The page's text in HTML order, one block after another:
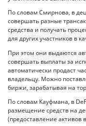
По словам Смирнова, в
совершать разные
средства и получать
для других участников в
При этом они выдаются
совершать выплаты за
автоматически продаст
владельцу. Можно
биржи, зарабатывая на
По словам Кауфмана, в
размещение средств на
(предоставление активов